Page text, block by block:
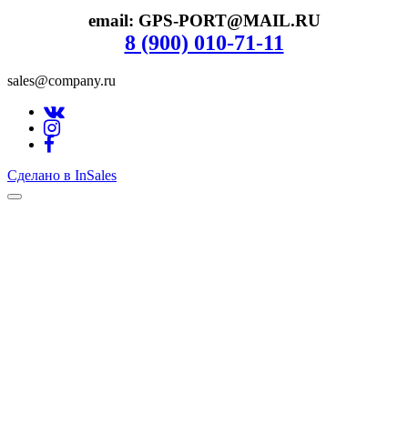
email: GPS-PORT@MAIL.RU
8 (900) 010-71-11
sales@company.ru
Сделано в InSales